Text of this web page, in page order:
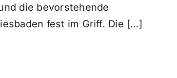
die bevorstehende
fest im Griff. Die […]